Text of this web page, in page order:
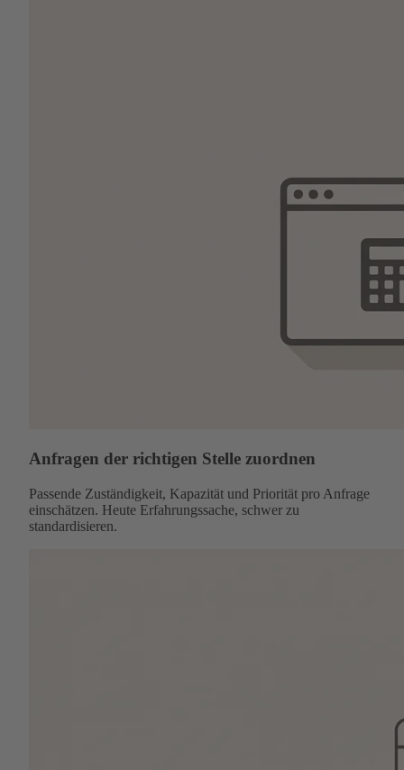
Anfragen der richtigen Stelle zuordnen
Passende Zuständigkeit, Kapazität und Priorität pro Anfrage
einschätzen. Heute Erfahrungssache, schwer zu
standardisieren.